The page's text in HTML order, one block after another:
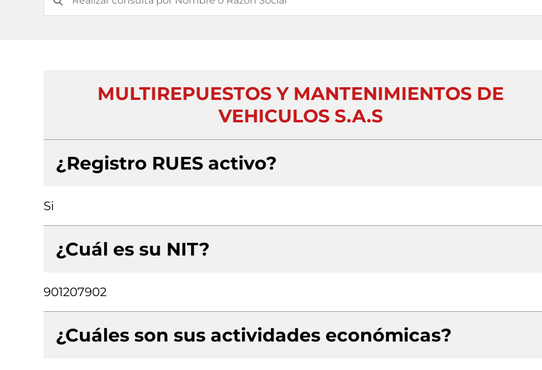
MULTIREPUESTOS Y MANTENIMIENTOS DE
VEHICULOS S.A.S
¿Registro RUES activo?
Si
¿Cuál es su NIT?
901207902
¿Cuáles son sus actividades económicas?